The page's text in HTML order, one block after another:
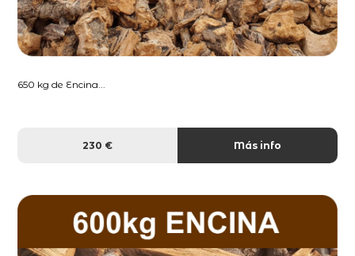
650 kg de Encina...
230 € Más info